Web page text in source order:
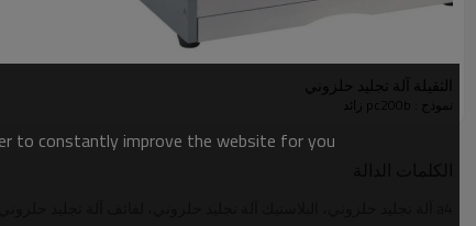
الثقيلة آلة تجليد حلزوني
نموذج : pc200b زائد
to constantly improve the website for you.